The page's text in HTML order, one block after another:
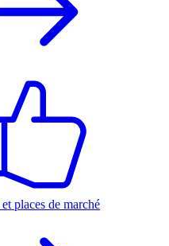
places de marché